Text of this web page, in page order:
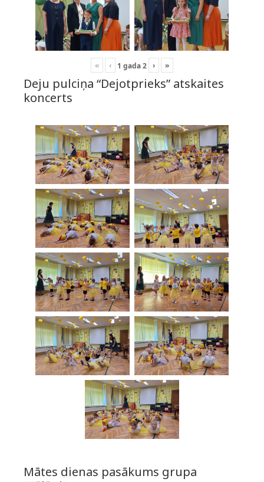
« ‹ 1 gada2 › »
Deju pulciņa “Dejotprieks” atskaites
koncerts
Mātes dienas pasākums grupa